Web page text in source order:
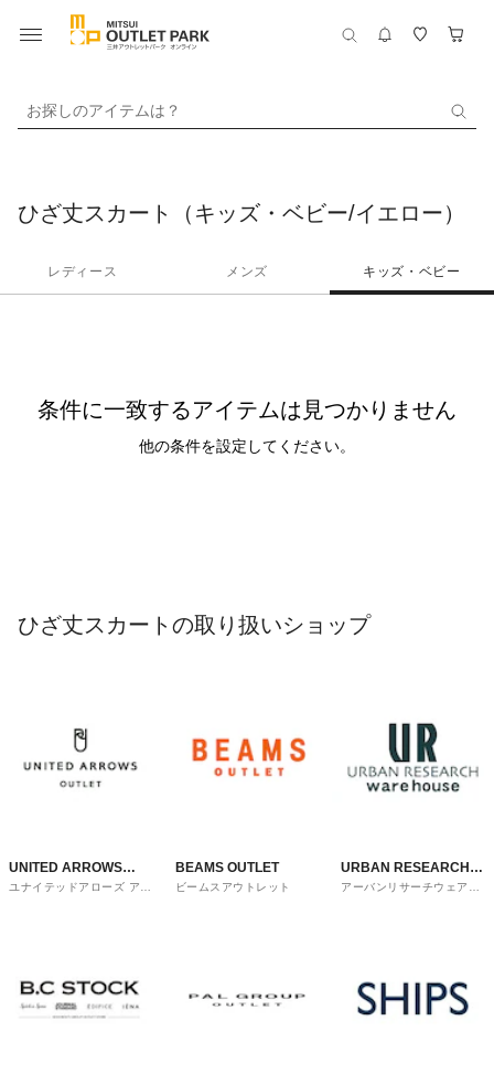
お探しのアイテムは？
ひざ丈スカート（キッズ・ベビー/イエロー）
レディース メンズ キッズ・ベビー
条件に一致するアイテムは見つかりません
他の条件を設定してください。
ひざ丈スカートの取り扱いショップ
UNITED ARROWS
OUTLET
ユナイテッドアローズ アウ
BEAMS OUTLET
ビームスアウトレット
URBAN RESEARCH
ware house
アーバンリサーチウェアハ